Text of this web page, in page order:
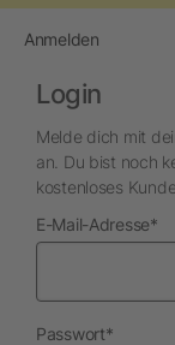
Anmelden
Login
Melde dich mit
an. Du bist noch
kostenloses
E-Mail-Adresse*
Passwort*